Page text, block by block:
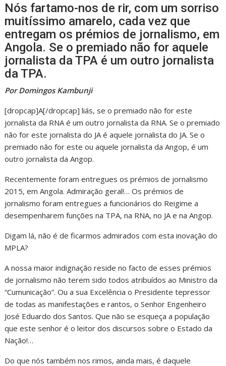
Nós fartamo-nos de rir, com um sorriso
muitíssimo amarelo, cada vez que
entregam os prémios de jornalismo, em
Angola. Se o premiado não for aquele
jornalista da TPA é um outro jornalista
da TPA.
Por Domingos Kambunji
[dropcap]A[/dropcap] liás, se o premiado não for este
jornalista da RNA é um outro jornalista da RNA. Se o premiado
não for este jornalista do JA é aquele jornalista do JA. Se o
premiado não for este ou aquele jornalista da Angop, é um
outro jornalista da Angop.
Recentemente foram entregues os prémios de jornalismo
2015, em Angola. Admiração geral!… Os prémios de
jornalismo foram entregues a funcionários do Reigime a
desempenharem funções na TPA, na RNA, no JA e na Angop.
Digam lá, não é de ficarmos admirados com esta inovação do
MPLA?
A nossa maior indignação reside no facto de esses prémios
de jornalismo não terem sido todos atribuídos ao Ministro da
“Cumunicação”. Ou a sua Excelência o Presidente tepressor
de todas as manifestações e rantos, o Senhor Engenheiro
José Eduardo dos Santos. Que não se esqueça a população
que este senhor é o leitor dos discursos sobre o Estado da
Nação!…
Do que nós também nos rimos, ainda mais, é daquele